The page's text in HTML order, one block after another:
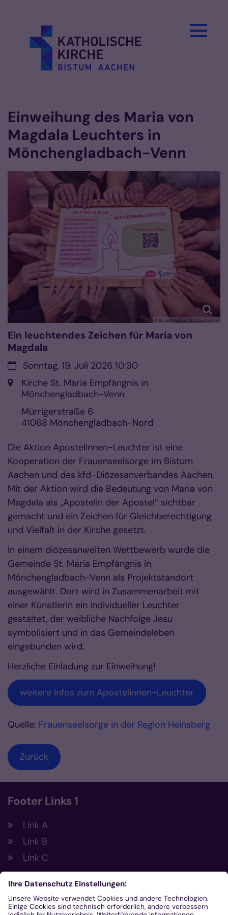
Einweihung des Maria von
Magdala Leuchters in
Mönchengladbach-Venn
© Bistum Aachen, Dirk Jochmann
Ein leuchtendes Zeichen für Maria von
Magdala
Datum:Sonntag, 19. Juli 2026 10:30
Ort:Kirche St. Maria Empfängnis in
Mönchengladbach-Venn
Mürrigerstraße 6
41068 Mönchengladbach-Nord
Die Aktion Apostelinnen-Leuchter ist eine
Kooperation der Frauenseelsorge im Bistum
Aachen und des kfd-Diözesanverbandes Aachen.
Mit der Aktion wird die Bedeutung von Maria von
Magdala als „Apostelin der Apostel“ sichtbar
gemacht und ein Zeichen für Gleichberechtigung
und Vielfalt in der Kirche gesetzt.
In einem diözesanweiten Wettbewerb wurde die
Gemeinde St. Maria Empfängnis in
Mönchengladbach-Venn als Projektstandort
ausgewählt. Dort wird in Zusammenarbeit mit
einer Künstlerin ein individueller Leuchter
gestaltet, der weibliche Nachfolge Jesu
symbolisiert und in das Gemeindeleben
eingebunden wird.
Herzliche Einladung zur Einweihung!
weitere Infos zum Apostelinnen-Leuchter
Quelle: Frauenseelsorge in der Region Heinsberg
Zurück
Footer Links 1
Link A
Link B
Link C
Footer Links 2
Link A